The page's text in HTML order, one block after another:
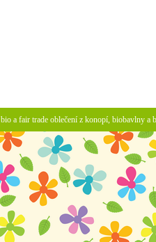
bio a fair trade oblečení z konopí, biobavlny a